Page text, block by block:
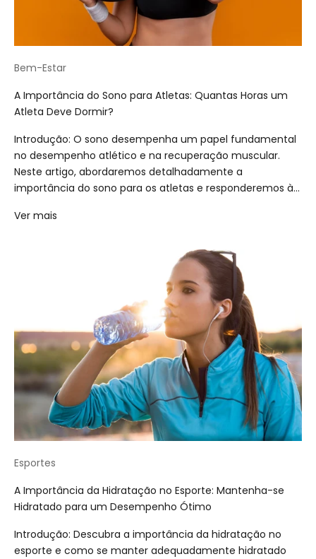
Bem-Estar
A Importância do Sono para Atletas: Quantas Horas um
Atleta Deve Dormir?
Introdução: O sono desempenha um papel fundamental
no desempenho atlético e na recuperação muscular.
Neste artigo, abordaremos detalhadamente a
importância do sono para os atletas e responderemos à...
Ver mais
Esportes
A Importância da Hidratação no Esporte: Mantenha-se
Hidratado para um Desempenho Ótimo
Introdução: Descubra a importância da hidratação no
esporte e como se manter adequadamente hidratado